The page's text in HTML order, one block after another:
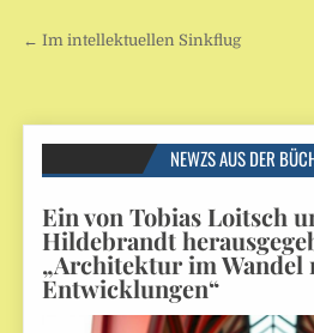
Beitragsnavigation
← Im intellektuellen Sinkflug
NEWZS AUS DER
Ein von Tobias Loitsch
Hildebrandt
„Architektur im Wandel
Entwicklungen“